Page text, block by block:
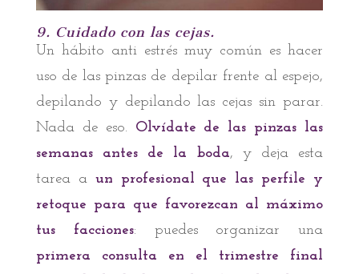
9. Cuidado con las cejas.
Un hábito anti estrés muy común es hacer
uso de las pinzas de depilar frente al espejo,
depilando y depilando las cejas sin parar.
Nada de eso. Olvídate de las pinzas las
semanas antes de la boda, y deja esta
tarea a un profesional que las perfile y
retoque para que favorezcan al máximo
tus facciones: puedes organizar una
primera consulta en el trimestre final